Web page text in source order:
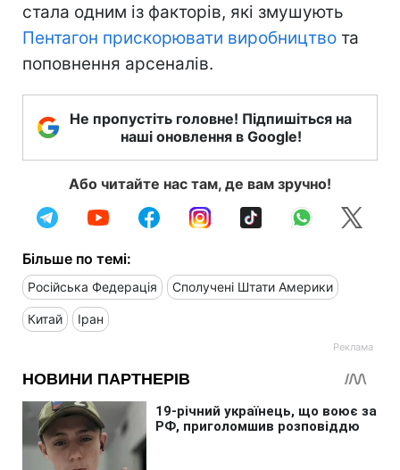
стала одним із факторів, які змушують
Пентагон прискорювати виробництво та
поповнення арсеналів.
Не пропустіть головне! Підпишіться на
наші оновлення в Google!
Або читайте нас там, де вам зручно!
Більше по темі:
Російська Федерація Сполучені Штати Америки
Китай Іран